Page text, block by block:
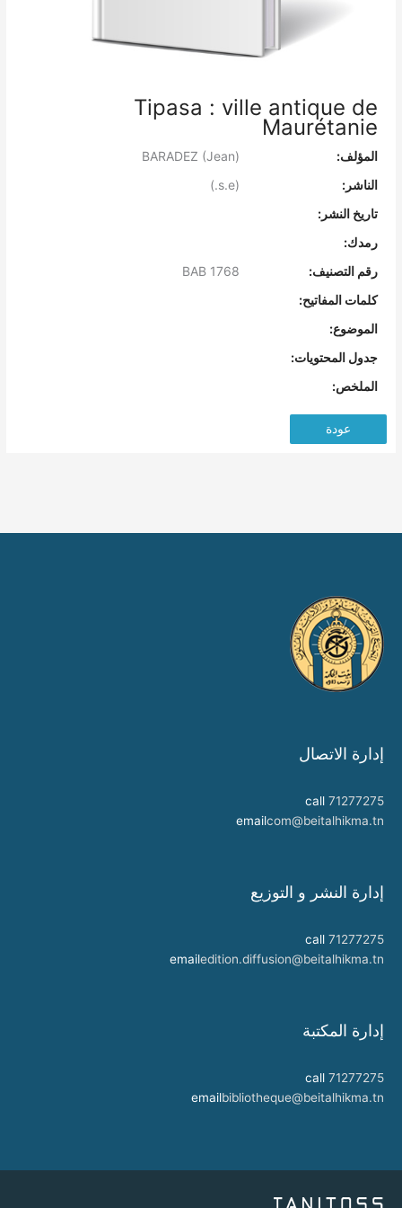
Tipasa : ville antique de
Maurétanie
المؤلف:
الناشر:
(s.e.)
تاريخ النشر:
رمدك:
رقم التصنيف:
كلمات المفاتيح:
الموضوع:
جدول المحتويات:
الملخص:
عودة
إدارة الاتصال
call 71277275
emailcom@beitalhikma.tn
إدارة النشر و التوزيع
call 71277275
emailedition.diffusion@beitalhikma.tn
إدارة المكتبة
call 71277275
emailbibliotheque@beitalhikma.tn